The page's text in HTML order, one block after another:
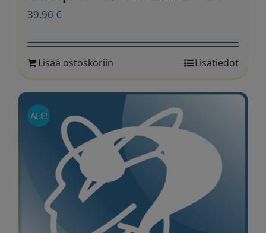
39.90 €
Lisää ostoskoriin Lisätiedot
ALE!